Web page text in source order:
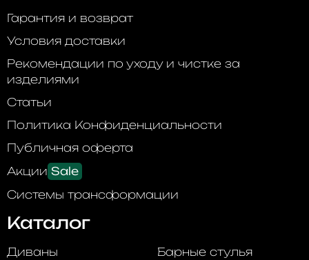
Гарантия и возврат
Условия доставки
Рекомендации по уходу и чистке за
изделиями
Статьи
Политика Конфиденциальности
Публичная оферта
Акции Sale
Системы трансформации
Каталог
Диваны
Барные стулья